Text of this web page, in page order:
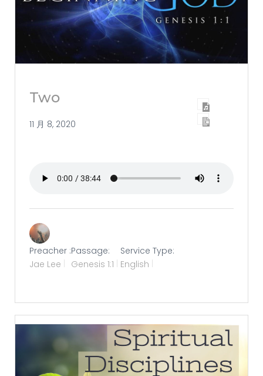
Two
11 月 8, 2020
Preacher :
Jae Lee
Passage:
Genesis 1:1
Service Type:
English